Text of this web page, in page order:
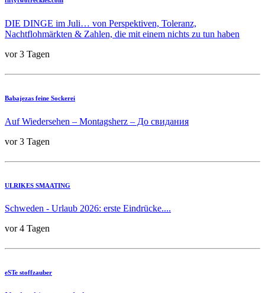
DIE DINGE im Juli… von Perspektiven, Toleranz,
Nachtflohmärkten & Zahlen, die mit einem nichts zu tun haben
vor 3 Tagen
Babajezas feine Sockerei
Auf Wiedersehen – Montagsherz – До свидания
vor 3 Tagen
ULRIKES SMAATING
Schweden - Urlaub 2026: erste Eindrücke....
vor 4 Tagen
eSTe stoffzauber